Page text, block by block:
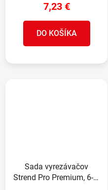
7,23 €
DO KOŠÍKA
Sada vyrezávačov
Strend Pro Premium, 6-8-